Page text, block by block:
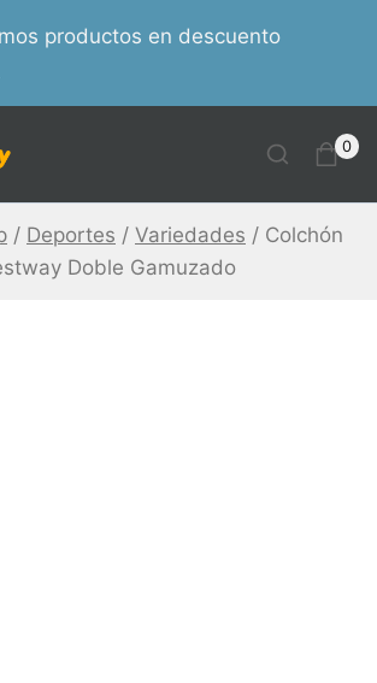
productos en descuento
0
/ Deportes / Variedades / Colchón
Doble Gamuzado